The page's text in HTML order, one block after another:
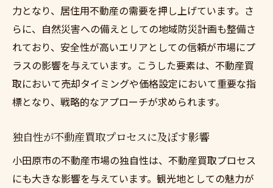
力となり、居住用不動産の需要を押し上げています。さ
らに、自然災害への備えとしての地域防災計画も整備さ
れており、安全性が高いエリアとしての信頼が市場にプ
ラスの影響を与えています。こうした要素は、不動産買
取において売却タイミングや価格設定において重要な指
標となり、戦略的なアプローチが求められます。
独自性が不動産買取プロセスに及ぼす影響
小田原市の不動産市場の独自性は、不動産買取プロセス
にも大きな影響を与えています。観光地としての魅力が